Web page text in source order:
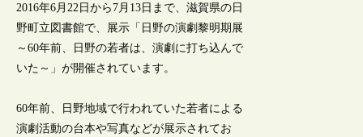
2016年6月22日から7月13日まで、滋賀県の日
野町立図書館で、展示「日野の演劇黎明期展
～60年前、日野の若者は、演劇に打ち込んで
いた～」が開催されています。
60年前、日野地域で行われていた若者による
演劇活動の台本や写真などが展示されてお